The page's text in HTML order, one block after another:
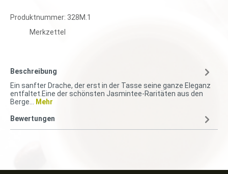
Produktnummer: 328M.1
Merkzettel
Beschreibung
Ein sanfter Drache, der erst in der Tasse seine ganze Eleganz
entfaltet.Eine der schönsten Jasmintee-Raritäten aus den
Berge…
Mehr
Bewertungen